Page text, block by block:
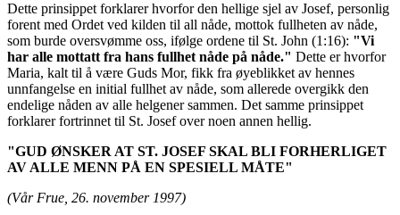
Dette prinsippet forklarer hvorfor den hellige sjel av Josef, personlig
forent med Ordet ved kilden til all nåde, mottok fullheten av nåde,
som burde oversvømme oss, ifølge ordene til St. John (1:16): "Vi
har alle mottatt fra hans fullhet nåde på nåde." Dette er hvorfor
Maria, kalt til å være Guds Mor, fikk fra øyeblikket av hennes
unnfangelse en initial fullhet av nåde, som allerede overgikk den
endelige nåden av alle helgener sammen. Det samme prinsippet
forklarer fortrinnet til St. Josef over noen annen hellig.
"GUD ØNSKER AT ST. JOSEF SKAL BLI FORHERLIGET
AV ALLE MENN PÅ EN SPESIELL MÅTE"
(Vår Frue, 26. november 1997)